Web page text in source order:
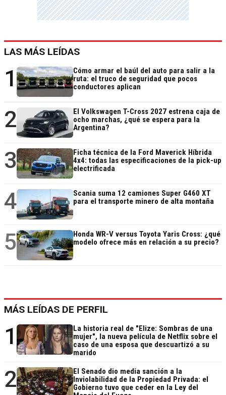
LAS MÁS LEÍDAS
1
Cómo armar el baúl del auto para salir a la
ruta: el truco de seguridad que pocos
conductores aplican
2
El Volkswagen T-Cross 2027 estrena caja de
ocho marchas, ¿qué se espera para la
Argentina?
3
Ficha técnica de la Ford Maverick Híbrida
4x4: todas las especificaciones de la pick-up
electrificada
4
Scania suma 12 camiones Super G460 XT
para el transporte minero de alta montaña
5
Honda WR-V versus Toyota Yaris Cross: ¿qué
modelo ofrece más en relación a su precio?
MÁS LEÍDAS DE PERFIL
1
La historia real de "Elize: Sombras de una
mujer", la nueva película de Netflix sobre el
caso de una esposa que descuartizó a su
marido
2
El Senado dio media sanción a la
Inviolabilidad de la Propiedad Privada: el
Gobierno tuvo que ceder en la Ley del